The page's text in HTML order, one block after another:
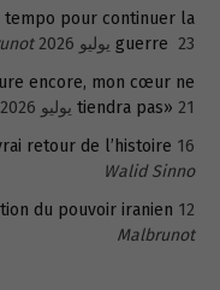
pour continuer la
guerre 23 يوليو 2026
encore, mon cœur ne
tiendra pas» 21 يوليو 2026
retour de l’histoire 16 يوليو 2026
Walid Sinno
du pouvoir iranien 12 يوليو 2026
Malbrunot